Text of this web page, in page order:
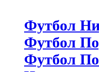
Футбол
Футбол
Футбол